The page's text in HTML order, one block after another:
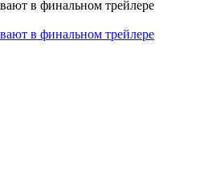
в финальном трейлере
в финальном трейлере